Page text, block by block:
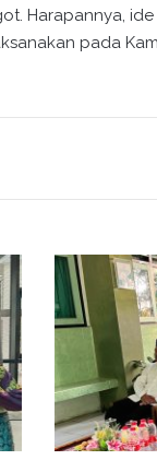
Harapannya,
pada
K
e
p
a
a
K
a
n